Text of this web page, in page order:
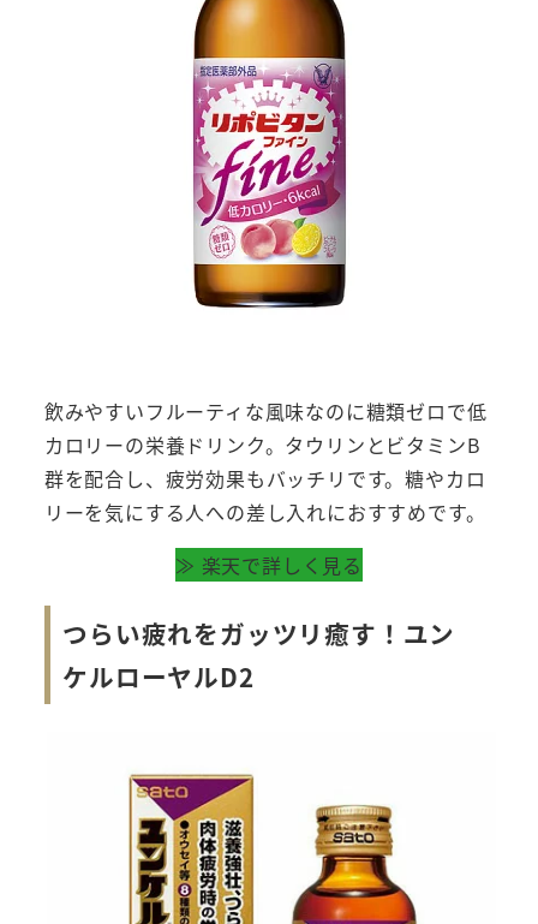
飲みやすいフルーティな風味なのに糖類ゼロで低
カロリーの栄養ドリンク。タウリンとビタミンB
群を配合し、疲労効果もバッチリです。糖やカロ
リーを気にする人への差し入れにおすすめです。
≫ 楽天で詳しく見る
つらい疲れをガッツリ癒す！ユン
ケルローヤルD2